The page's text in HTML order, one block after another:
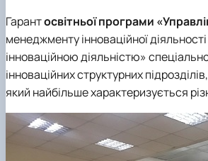
Гарантосвітньої програми
менеджменту інноваційної діяльності
інноваційною діяльністю»
інноваційних структурних
який найбільше характеризується